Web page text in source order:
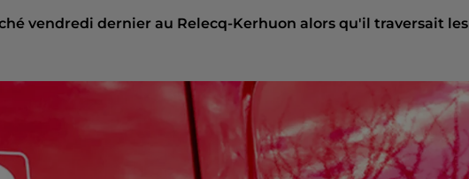
vendredi dernier au Relecq-Kerhuon alors qu'il traversait les